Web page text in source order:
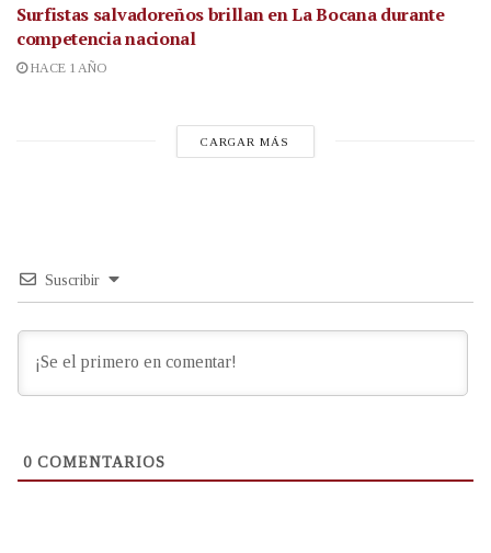
Surfistas salvadoreños brillan en La Bocana durante
competencia nacional
HACE 1 AÑO
CARGAR MÁS
Suscribir
0 COMENTARIOS